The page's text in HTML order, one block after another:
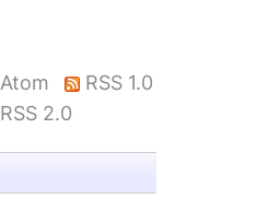
Atom
RSS 1.0
RSS 2.0